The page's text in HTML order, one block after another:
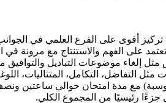
تركيز أقوى على الفرع العلمي في
على الفهم والاستنتاج مع مرونة في
إلغاء موضوعات التباديل والتوافيق
التكامل، المتتاليات،
مع مدة امتحان حوالي ساعتين
جزءًا رئيسيًا من المجموع الكلي.